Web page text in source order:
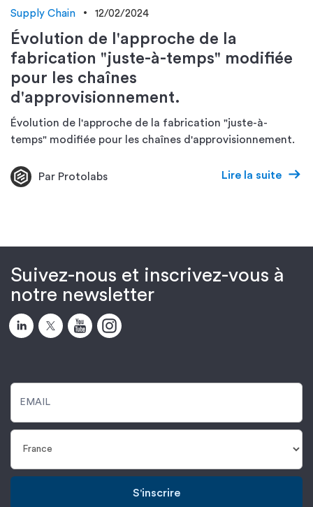
Supply Chain 12/02/2024
Évolution de l'approche de la
fabrication "juste-à-temps" modifiée
pour les chaînes
d'approvisionnement.
Évolution de l'approche de la fabrication "juste-à-
temps" modifiée pour les chaînes d'approvisionnement.
Par Protolabs Lire la suite
Suivez-nous et inscrivez-vous à
notre newsletter
S'inscrire